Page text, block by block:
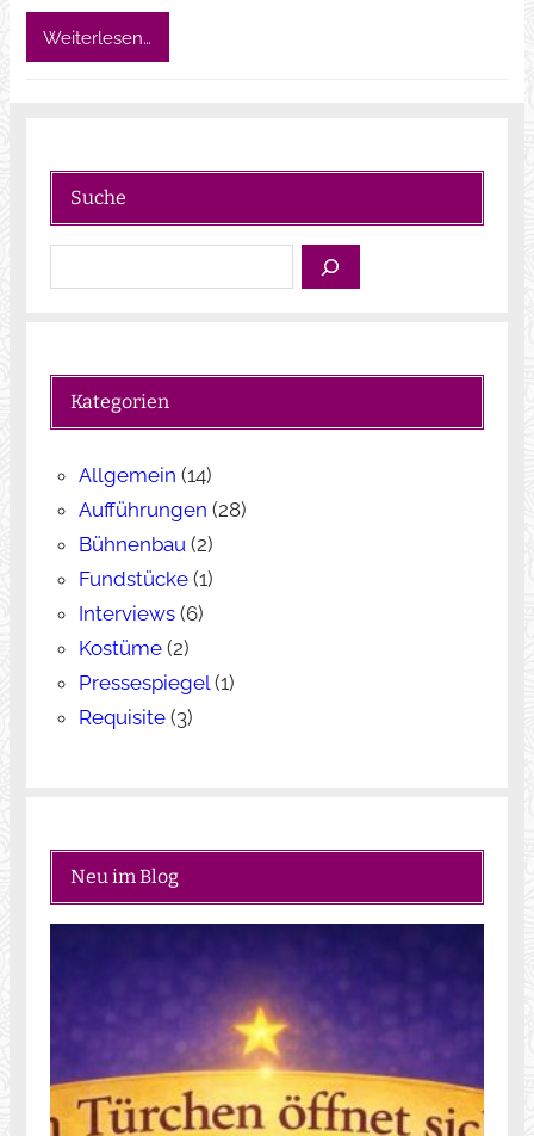
Weiterlesen…
Suche
u
n
Kategorien
Allgemein (14)
Aufführungen (28)
Bühnenbau(2)
Fundstücke(1)
Interviews(6)
Kostüme(2)
Pressespiegel(1)
Requisite(3)
Neu im Blog